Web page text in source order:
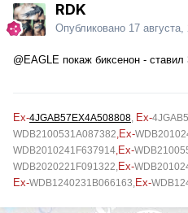
RDK
Опубликовано 17 августа,
@EAGLE покаж биксенон -
Ex-4JGAB57EX4A508808, Ex-
WDB2100531A087382,Ex-
WDB2010241F637914,Ex-
WDB2020221F091322,Ex-
Ex-WDB1240231B066163,Ex-